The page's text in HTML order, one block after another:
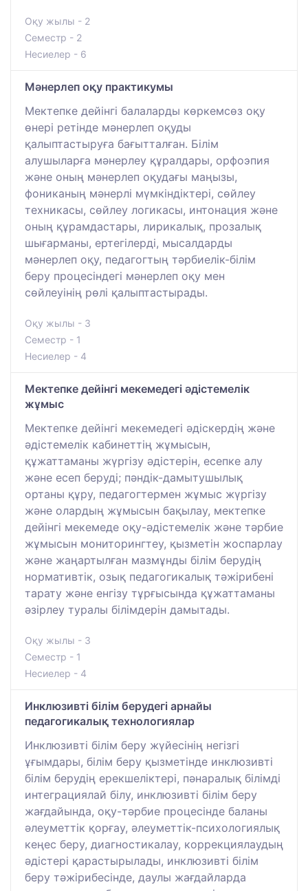
Оқу жылы - 2
Семестр - 2
Несиелер - 6
Мәнерлеп оқу практикумы
Мектепке дейінгі балаларды көркемсөз оқу
өнері ретінде мәнерлеп оқуды
қалыптастыруға бағытталған. Білім
алушыларға мәнерлеу құралдары, орфоэпия
және оның мәнерлеп оқудағы маңызы,
фониканың мәнерлі мүмкіндіктері, сөйлеу
техникасы, сөйлеу логикасы, интонация және
оның құрамдастары, лирикалық, прозалық
шығарманы, ертегілерді, мысалдарды
мәнерлеп оқу, педагогтың тәрбиелік-білім
беру процесіндегі мәнерлеп оқу мен
сөйлеуінің рөлі қалыптастырады.
Оқу жылы - 3
Семестр - 1
Несиелер - 4
Мектепке дейінгі мекемедегі әдістемелік
жұмыс
Мектепке дейінгі мекемедегі әдіскердің және
әдістемелік кабинеттің жұмысын,
құжаттаманы жүргізу әдістерін, есепке алу
және есеп беруді; пәндік-дамытушылық
ортаны құру, педагогтермен жұмыс жүргізу
және олардың жұмысын бақылау, мектепке
дейінгі мекемеде оқу-әдістемелік және тәрбие
жұмысын мониторингтеу, қызметін жоспарлау
және жаңартылған мазмұнды білім берудің
нормативтік, озық педагогикалық тәжірибені
тарату және енгізу тұрғысында құжаттаманы
әзірлеу туралы білімдерін дамытады.
Оқу жылы - 3
Семестр - 1
Несиелер - 4
Инклюзивті білім берудегі арнайы
педагогикалық технологиялар
Инклюзивті білім беру жүйесінің негізгі
ұғымдары, білім беру қызметінде инклюзивті
білім берудің ерекшеліктері, пәнаралық білімді
интеграциялай білу, инклюзивті білім беру
жағдайында, оқу-тәрбие процесінде баланы
әлеуметтік қорғау, әлеуметтік-психологиялық
кеңес беру, диагностикалау, коррекциялаудың
әдістері қарастырылады, инклюзивті білім
беру тәжірибесінде, даулы жағдайларда